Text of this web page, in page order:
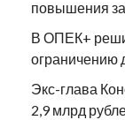
повышения
В ОПЕК+
ограничению
Экс-глава
2,9 млрд